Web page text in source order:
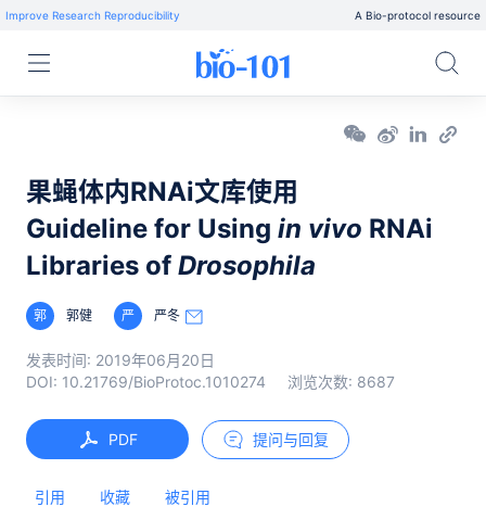
Improve Research Reproducibility A Bio-protocol resource
果蝇体内RNAi文库使用
Guideline for Using in vivo RNAi
Libraries of Drosophila
郭 郭健 严 严冬
发表时间: 2019年06月20日
DOI: 10.21769/BioProtoc.1010274 浏览次数: 8687
PDF 提问与回复
引用 收藏 被引用